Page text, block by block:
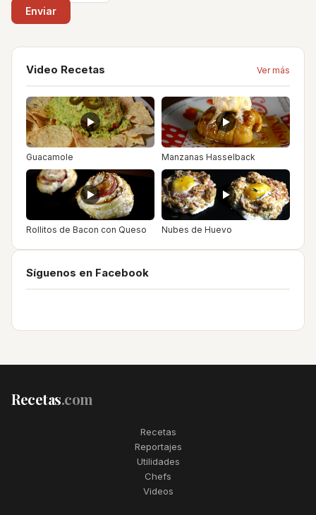
Video Recetas Ver más
Guacamole Manzanas Hasselback
Rollitos de Bacon con Queso Nubes de Huevo
Síguenos en Facebook
Recetas.com
Recetas
Reportajes
Utilidades
Chefs
Videos